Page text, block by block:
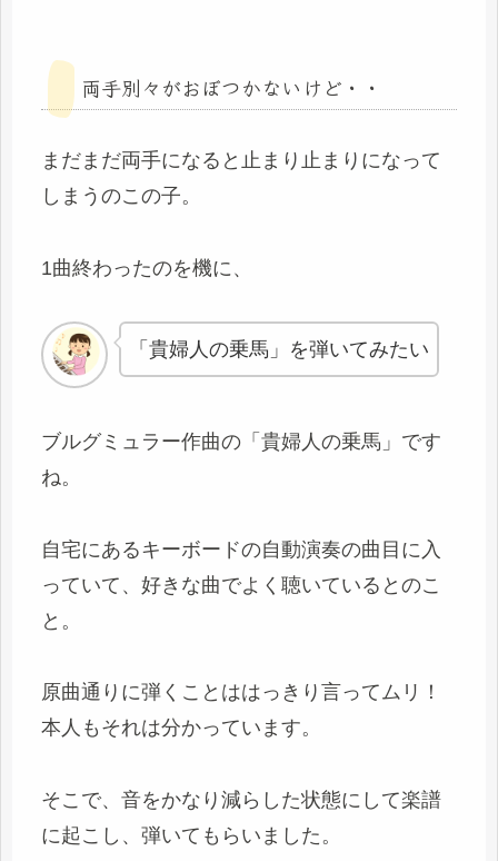
両手別々がおぼつかないけど・・
まだまだ両手になると止まり止まりになって
しまうのこの子。
1曲終わったのを機に、
「貴婦人の乗馬」を弾いてみたい
ブルグミュラー作曲の「貴婦人の乗馬」です
ね。
自宅にあるキーボードの自動演奏の曲目に入
っていて、好きな曲でよく聴いているとのこ
と。
原曲通りに弾くことははっきり言ってムリ！
本人もそれは分かっています。
そこで、音をかなり減らした状態にして楽譜
に起こし、弾いてもらいました。